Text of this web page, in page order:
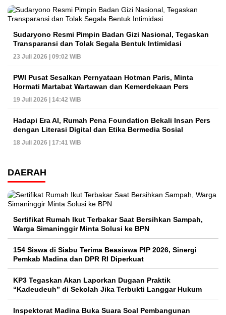
Sudaryono Resmi Pimpin Badan Gizi Nasional, Tegaskan
Transparansi dan Tolak Segala Bentuk Intimidasi
23 Juli 2026 | 09:02 WIB
PWI Pusat Sesalkan Pernyataan Hotman Paris, Minta
Hormati Martabat Wartawan dan Kemerdekaan Pers
19 Juli 2026 | 14:42 WIB
Hadapi Era AI, Rumah Pena Foundation Bekali Insan Pers
dengan Literasi Digital dan Etika Bermedia Sosial
18 Juli 2026 | 17:41 WIB
DAERAH
Sertifikat Rumah Ikut Terbakar Saat Bersihkan Sampah,
Warga Simaninggir Minta Solusi ke BPN
154 Siswa di Siabu Terima Beasiswa PIP 2026, Sinergi
Pemkab Madina dan DPR RI Diperkuat
KP3 Tegaskan Akan Laporkan Dugaan Praktik
“Kadeudeuh” di Sekolah Jika Terbukti Langgar Hukum
Inspektorat Madina Buka Suara Soal Pembangunan